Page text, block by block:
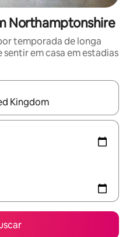
Northamptonshire
temporada de longa
em casa em estadias
disponíveis, explore-os